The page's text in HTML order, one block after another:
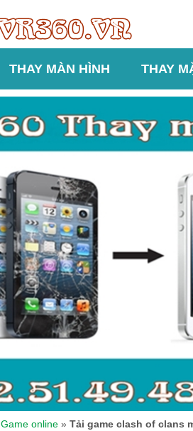
THAY MÀN HÌNH THAY
Game online » Tải game clash of clans